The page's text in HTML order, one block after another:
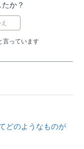
か？
言っています
どのようなものが